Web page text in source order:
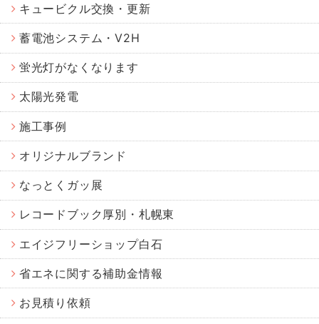
キュービクル交換・更新
蓄電池システム・V2H
蛍光灯がなくなります
太陽光発電
施工事例
オリジナルブランド
なっとくガッ展
レコードブック厚別・札幌東
エイジフリーショップ白石
省エネに関する補助金情報
お見積り依頼